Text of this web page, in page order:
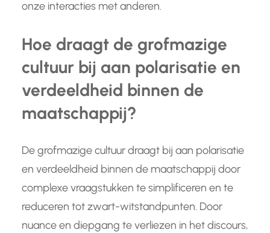
onze interacties met anderen.
Hoe draagt de grofmazige
cultuur bij aan polarisatie en
verdeeldheid binnen de
maatschappij?
De grofmazige cultuur draagt bij aan polarisatie
en verdeeldheid binnen de maatschappij door
complexe vraagstukken te simplificeren en te
reduceren tot zwart-witstandpunten. Door
nuance en diepgang te verliezen in het discours,